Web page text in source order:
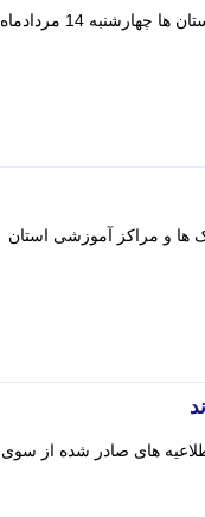
براساس اطلاعیه های صادر شده از سوی استانداری ها ادارات و سازمان های دولتی ابرخی استان ها چهارشنبه 14 مردادماه
ها و مراکز آموزشی استان
تعطیل شدند. براساس اطلاعیه های صادر شده از سوی